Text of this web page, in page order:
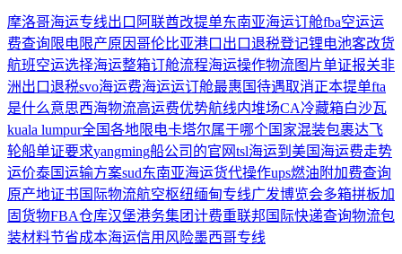
摩洛哥海运专线出口阿联酋改提单东南亚海运订舱fba空运运
费查询 限电限产原因哥伦比亚港口 出口退税登记锂电池客改货
航班空运选择海运整箱订舱流程海运操作物流图片单证报关非
洲出口退税svo海运费海运运订舱最惠国待遇取消正本提单fta
是什么意思西海物流高运费优势航线内堆场CA冷藏箱白沙瓦
kuala lumpur全国各地限电卡塔尔属于哪个国家混装包裹达飞
轮船单证要求yangming船公司的官网tsl海运到美国 海运费走势
运价泰国运输方案sud东南亚海运货代操作ups燃油附加费查询
原产地证书 国际物流航空枢纽缅甸专线广发博览会多箱拼板加
固货物FBA仓库汉堡港务集团计费重联邦国际快递查询物流包
装材料节省成本海运信用风险墨西哥专线